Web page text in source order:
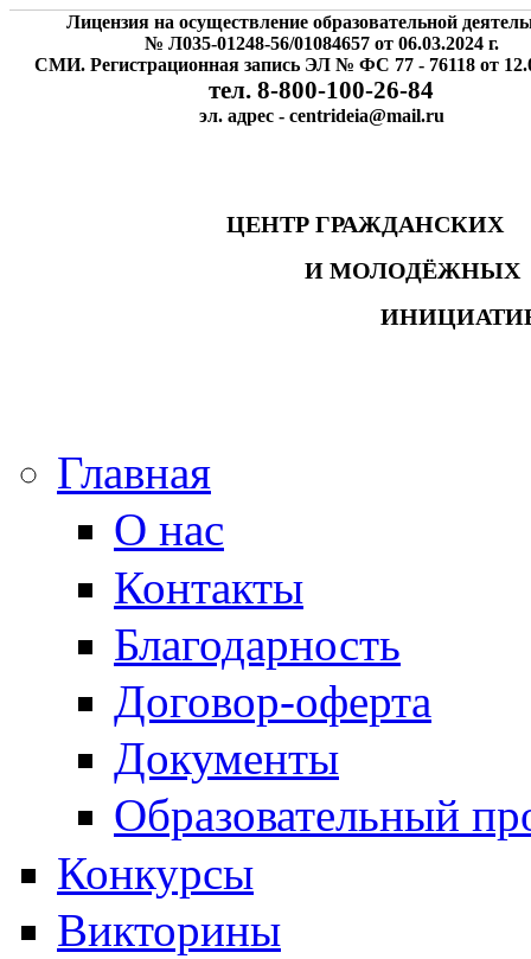
Лицензия на осуществление образовательной
№ Л035-01248-56/01084657 от 06.03.2024 г.
СМИ. Регистрационная запись ЭЛ № ФС 77 - 76118 от
тел. 8-800-100-26-84
эл. адрес - centrideia@mail.ru
ЦЕНТР
И
Главная
О нас
Контакты
Благодарность
Договор-оферта
Документы
Образовательный
Конкурсы
Викторины